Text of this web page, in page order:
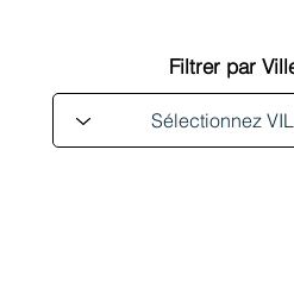
Filtrer par